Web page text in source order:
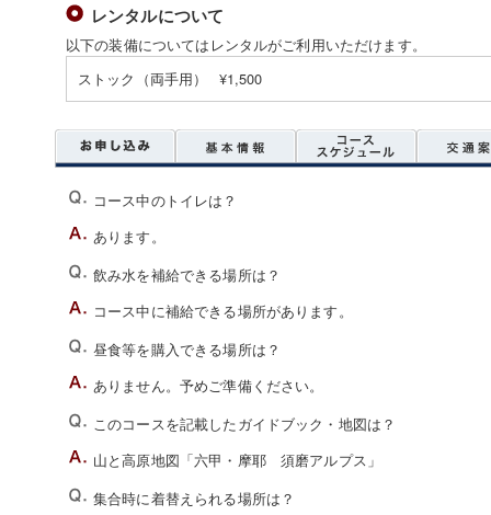
レンタルについて
以下の装備についてはレンタルがご利用いただけます。
ストック（両手用） ¥1,500
コース中のトイレは？
あります。
飲み水を補給できる場所は？
コース中に補給できる場所があります。
昼食等を購入できる場所は？
ありません。予めご準備ください。
このコースを記載したガイドブック・地図は？
山と高原地図「六甲・摩耶 須磨アルプス」
集合時に着替えられる場所は？